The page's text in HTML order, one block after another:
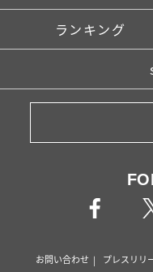
ランキング
お問い合わせ プレスリリ